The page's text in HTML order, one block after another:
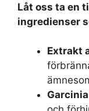
Låt oss ta en
ingredienser
Extrakt